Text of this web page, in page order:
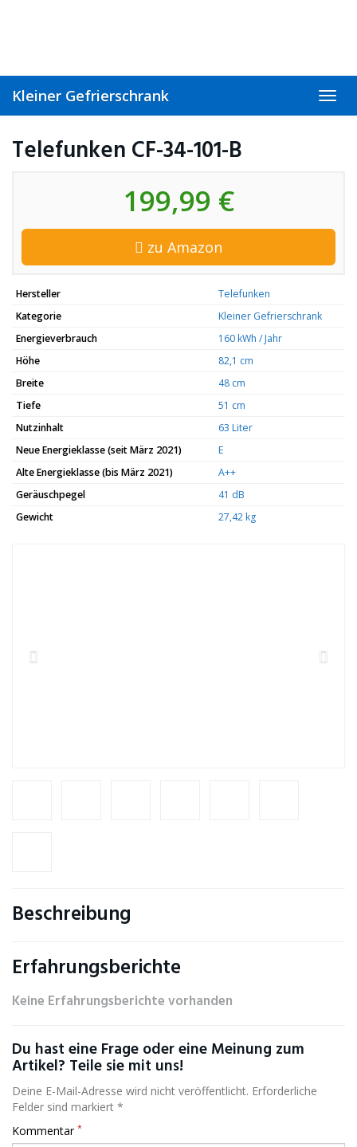
Kleiner Gefrierschrank
Telefunken CF-34-101-B
199,99 €
zu Amazon
Hersteller
Telefunken
Kategorie
Kleiner Gefrierschrank
Energieverbrauch
160 kWh / Jahr
Höhe
82,1 cm
Breite
48 cm
Tiefe
51 cm
Nutzinhalt
63 Liter
Neue Energieklasse (seit März 2021)
E
Alte Energieklasse (bis März 2021)
A++
Geräuschpegel
41 dB
Gewicht
27,42 kg
Beschreibung
Erfahrungsberichte
Keine Erfahrungsberichte vorhanden
Du hast eine Frage oder eine Meinung zum
Artikel? Teile sie mit uns!
Deine E-Mail-Adresse wird nicht veröffentlicht. Erforderliche
Felder sind markiert *
Kommentar *